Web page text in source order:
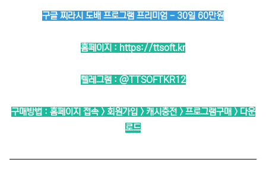
구글 찌라시 도배 프로그램 프리미엄 - 30일 60만원
홈페이지 : https://ttsoft.kr
텔레그램 : @TTSOFTKR12
구매방법 : 홈페이지 접속 > 회원가입 > 캐시충전 > 프로그램구매 > 다운
로드
──────────────────────────